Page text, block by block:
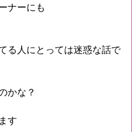
ナーにも
る人にとっては迷惑な話で
かな？
す